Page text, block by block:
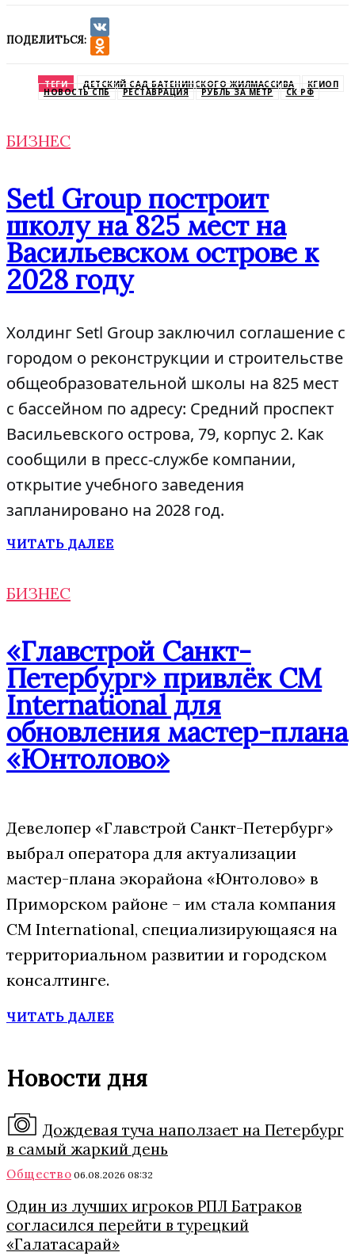
ПОДЕЛИТЬСЯ:
VK
ТЕГИ ДЕТСКИЙ САД БАТЕНИНСКОГО ЖИЛМАССИВА КГИОП
НОВОСТЬ СПБ РЕСТАВРАЦИЯ РУБЛЬ ЗА МЕТР СК РФ
БИЗНЕС
Setl Group построит
школу на 825 мест на
Васильевском острове к
2028 году
Холдинг Setl Group заключил соглашение с
городом о реконструкции и строительстве
общеобразовательной школы на 825 мест
с бассейном по адресу: Средний проспект
Васильевского острова, 79, корпус 2. Как
сообщили в пресс-службе компании,
открытие учебного заведения
запланировано на 2028 год.
ЧИТАТЬ ДАЛЕЕ
БИЗНЕС
«Главстрой Санкт-
Петербург» привлёк CM
International для
обновления мастер-плана
«Юнтолово»
Девелопер «Главстрой Санкт-Петербург»
выбрал оператора для актуализации
мастер-плана экорайона «Юнтолово» в
Приморском районе – им стала компания
CM International, специализирующаяся на
территориальном развитии и городском
консалтинге.
ЧИТАТЬ ДАЛЕЕ
Новости дня
Дождевая туча наползает на Петербург
в самый жаркий день
Общество 06.08.2026 08:32
Один из лучших игроков РПЛ Батраков
согласился перейти в турецкий
«Галатасарай»